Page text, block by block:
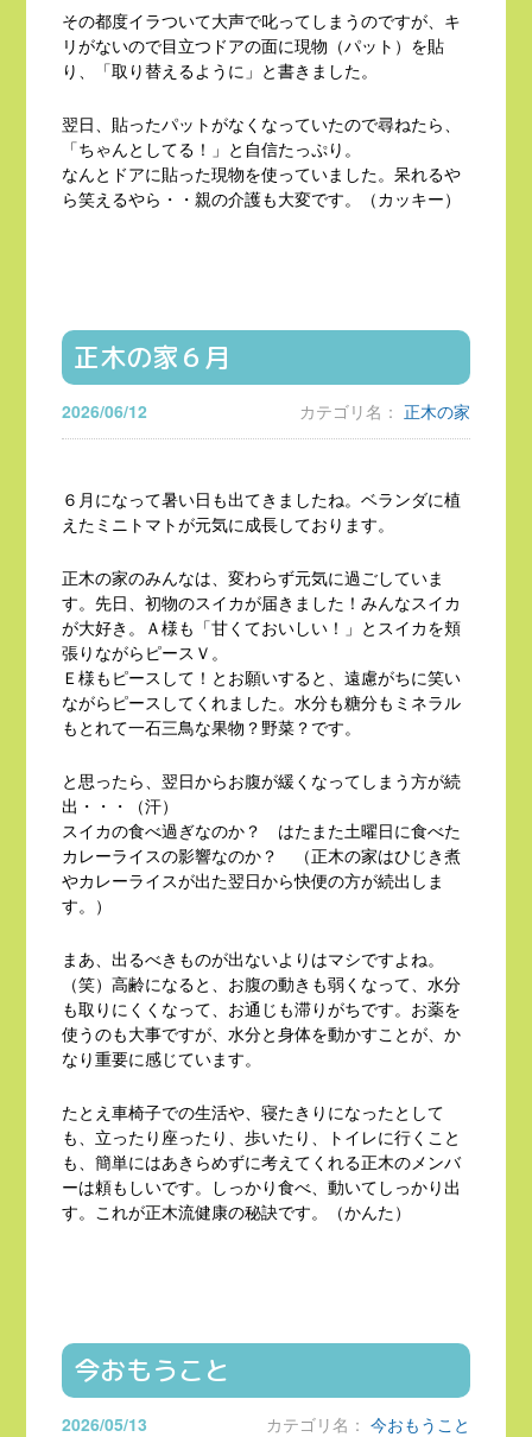
その都度イラついて大声で叱ってしまうのですが、キ
リがないので目立つドアの面に現物（パット）を貼
り、「取り替えるように」と書きました。
翌日、貼ったパットがなくなっていたので尋ねたら、
「ちゃんとしてる！」と自信たっぷり。
なんとドアに貼った現物を使っていました。呆れるや
ら笑えるやら・・親の介護も大変です。（カッキー）
正木の家６月
2026/06/12 カテゴリ名： 正木の家
６月になって暑い日も出てきましたね。ベランダに植
えたミニトマトが元気に成長しております。
正木の家のみんなは、変わらず元気に過ごしていま
す。先日、初物のスイカが届きました！みんなスイカ
が大好き。Ａ様も「甘くておいしい！」とスイカを頬
張りながらピースＶ。
Ｅ様もピースして！とお願いすると、遠慮がちに笑い
ながらピースしてくれました。水分も糖分もミネラル
もとれて一石三鳥な果物？野菜？です。
と思ったら、翌日からお腹が緩くなってしまう方が続
出・・・（汗）
スイカの食べ過ぎなのか？ はたまた土曜日に食べた
カレーライスの影響なのか？ （正木の家はひじき煮
やカレーライスが出た翌日から快便の方が続出しま
す。）
まあ、出るべきものが出ないよりはマシですよね。
（笑）高齢になると、お腹の動きも弱くなって、水分
も取りにくくなって、お通じも滞りがちです。お薬を
使うのも大事ですが、水分と身体を動かすことが、か
なり重要に感じています。
たとえ車椅子での生活や、寝たきりになったとして
も、立ったり座ったり、歩いたり、トイレに行くこと
も、簡単にはあきらめずに考えてくれる正木のメンバ
ーは頼もしいです。しっかり食べ、動いてしっかり出
す。これが正木流健康の秘訣です。（かんた）
今おもうこと
2026/05/13 カテゴリ名： 今おもうこと